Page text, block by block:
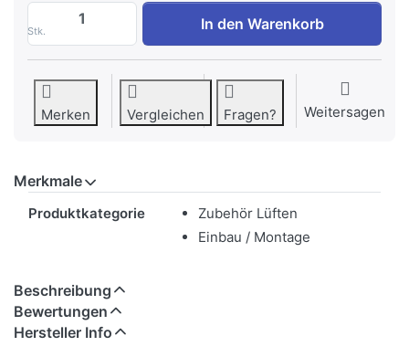
Stk.
WESCO Stutzen ø 160 mm verzinkt,
In den Warenkorb
Merken Vergleichen Fragen? Weitersagen
Merkmale
Produktkategorie
Zubehör Lüften
Einbau / Montage
Beschreibung
Bewertungen
Hersteller Info